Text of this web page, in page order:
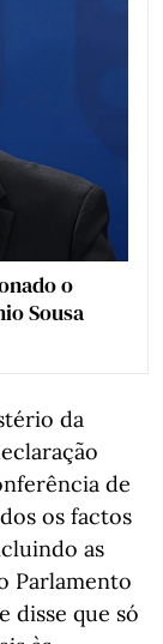
o
Sousa
da
de
os factos
as
Parlamento
disse que só